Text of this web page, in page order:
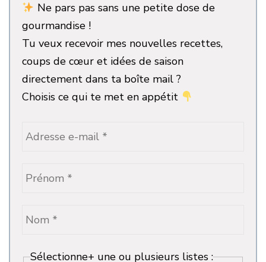
Ne pars pas sans une petite dose de
gourmandise !
Tu veux recevoir mes nouvelles recettes,
coups de cœur et idées de saison
directement dans ta boîte mail ?
Choisis ce qui te met en appétit
Sélectionne+ une ou plusieurs listes :